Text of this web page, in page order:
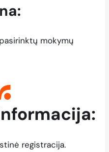
mokymų
registracija.